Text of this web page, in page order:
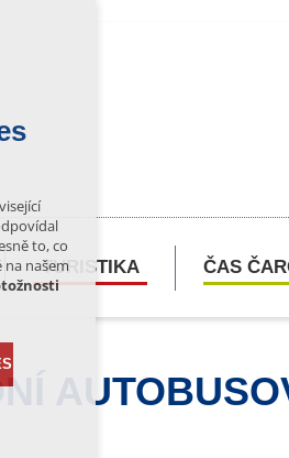
TURISTIKA ČAS
to, co
našem